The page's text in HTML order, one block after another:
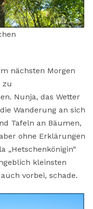
nächsten Morgen
zu
Nunja, das Wetter
Wanderung an sich
Tafeln an Bäumen,
ohne Erklärungen
„Hetschenkönigin“
kleinsten
vorbei, schade.